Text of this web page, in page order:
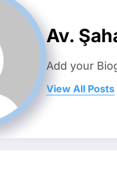
Av.
Add your
View All Posts